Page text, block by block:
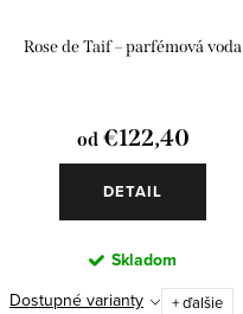
Rose de Taif – parfémová voda
od €122,40
DETAIL
Skladom
Dostupné varianty
+ ďalšie